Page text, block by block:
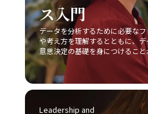
あり、自らのコミュニケーショ
とが、結果として組織全体のパ
のです。自分自身の成長と共に
共有が促進されることにより、ビ
果が確実に向上するでしょう。
の戦略が最も有効であるかを判
た、顧客のニーズや市場動向の
して柔軟な戦略の見直しが不可
変動し続けており、今日の成功
のではないため、レッドオーシャ
に革新と挑戦の姿勢を維持しなけれ
AIやIoT、さらにはブロックチェ
進展が加速することで、ビジネ
みられます。しかし、このよう
成度を視覚化し、モチベーショ
す。また、締切を2段階で設定す
的に処理し、プロジェクト全体
有効な手段と言えるでしょう。
過度な厳しさを課さない点や、失
勢を持つことも、先延ばし癖改善
ば、多少のミスや失敗は成長過
学びとすることで、行動へのブ
ます。さらに、周囲の信頼でき
ス入門
データを分析するために必要な
や考え方を理解するとともに、デ
意思決定の基礎を身につけること
Leadership and